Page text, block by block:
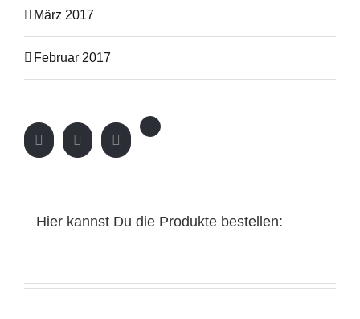
März 2017
Februar 2017
Hier kannst Du die Produkte bestellen: